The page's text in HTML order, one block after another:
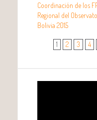
Coordinación de los
Regional del
Bolivia 2015
1 2 3 4